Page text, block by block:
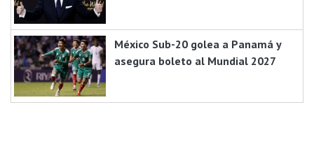
México Sub-20 golea a Panamá y
asegura boleto al Mundial 2027